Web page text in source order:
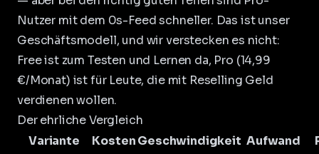
Nutzer mit dem 0s-Feed schneller. Das ist unser
Geschäftsmodell, und wir verstecken es nicht:
Free ist zum Testen und Lernen da, Pro (14,99
€/Monat) ist für Leute, die mit Reselling Geld
verdienen wollen.
Der ehrliche Vergleich
Variante
KostenGeschwindigkeit Aufwand